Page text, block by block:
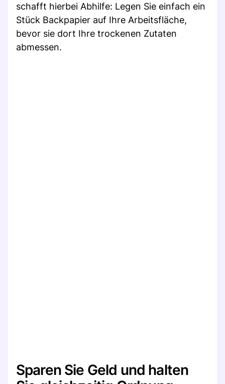
schafft hierbei Abhilfe: Legen Sie einfach ein
Stück Backpapier auf Ihre Arbeitsfläche,
bevor sie dort Ihre trockenen Zutaten
abmessen.
Sparen Sie Geld und halten